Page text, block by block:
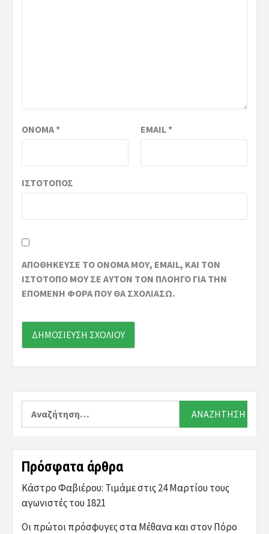
ΌΝΟΜΑ* EMAIL*
ΙΣΤΌΤΟΠΟΣ
ΑΠΟΘΉΚΕΥΣΕ ΤΟ ΌΝΟΜΆ ΜΟΥ, EMAIL, ΚΑΙ ΤΟΝ
ΙΣΤΌΤΟΠΟ ΜΟΥ ΣΕ ΑΥΤΌΝ ΤΟΝ ΠΛΟΗΓΌ ΓΙΑ ΤΗΝ
ΕΠΌΜΕΝΗ ΦΟΡΆ ΠΟΥ ΘΑ ΣΧΟΛΙΆΣΩ.
Αναζήτηση
για:
Πρόσφατα άρθρα
Κάστρο Φαβιέρου: Τιμάμε στις 24 Μαρτίου τους
αγωνιστές του 1821
Οι πρώτοι πρόσφυγες στα Μέθανα και στον Πόρο